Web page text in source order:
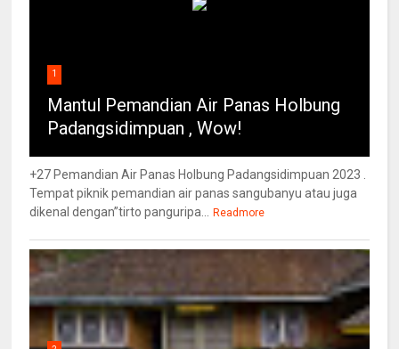
1
Mantul Pemandian Air Panas Holbung
Padangsidimpuan , Wow!
+27 Pemandian Air Panas Holbung Padangsidimpuan 2023 .
Tempat piknik pemandian air panas sangubanyu atau juga
dikenal dengan”tirto panguripa...
Readmore